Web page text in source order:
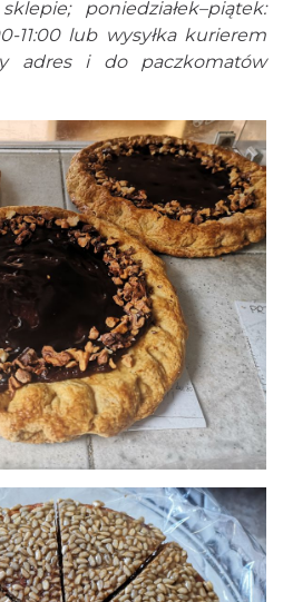
poniedziałek–piątek:
11:00 lub wysyłka kurierem
adres i do paczkomatów